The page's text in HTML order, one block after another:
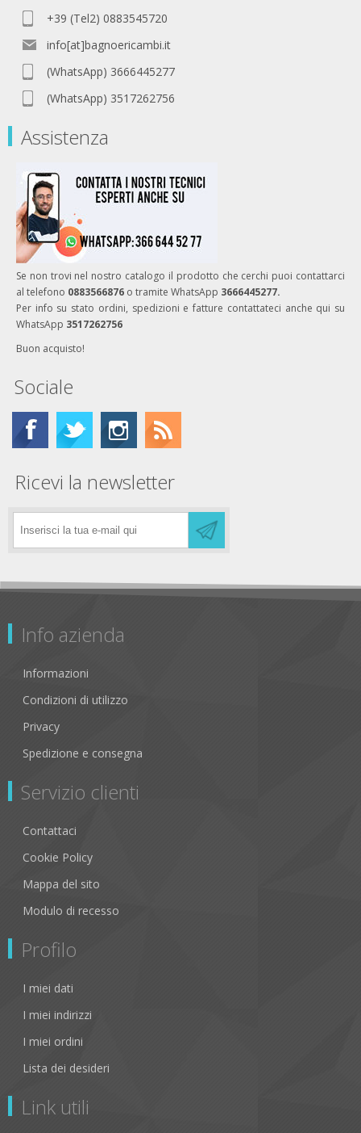
+39 (Tel2) 0883545720
info[at]bagnoericambi.it
(WhatsApp) 3666445277
(WhatsApp) 3517262756
Assistenza
Se non trovi nel nostro catalogo il prodotto che cerchi puoi contattarci
al telefono 0883566876 o tramite WhatsApp 3666445277.
Per info su stato ordini, spedizioni e fatture contattateci anche qui su
WhatsApp 3517262756
Buon acquisto!
Sociale
Ricevi la newsletter
Info azienda
Informazioni
Condizioni di utilizzo
Privacy
Spedizione e consegna
Servizio clienti
Contattaci
Cookie Policy
Mappa del sito
Modulo di recesso
Profilo
I miei dati
I miei indirizzi
I miei ordini
Lista dei desideri
Link utili